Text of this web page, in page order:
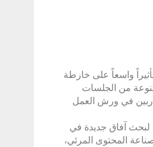
واسعاً على خارطة
العالم، باقة متنوعة من الجلسات
في ورش العمل
لبحث آفاق جديدة في
المحتوى المرئي،